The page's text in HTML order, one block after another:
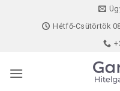
Hétfő-Csütörtök